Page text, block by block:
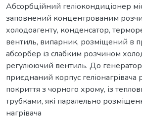
Абсорбційний геліокондиціонер
заповнений концентрованим
холодоагенту, конденсатор,
вентиль, випарник, розміщений в
абсорбер із слабким розчином
регулюючий вентиль. До
приєднаний корпус геліонагрівача
покриття з чорного хрому, із
трубками, які паралельно
нагрівача